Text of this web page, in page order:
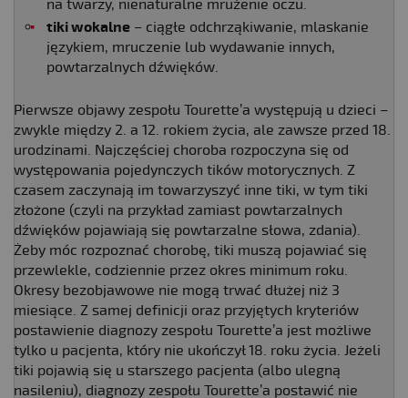
na twarzy, nienaturalne mrużenie oczu.
tiki wokalne – ciągłe odchrząkiwanie, mlaskanie
językiem, mruczenie lub wydawanie innych,
powtarzalnych dźwięków.
Pierwsze objawy zespołu Tourette’a występują u dzieci –
zwykle między 2. a 12. rokiem życia, ale zawsze przed 18.
urodzinami. Najczęściej choroba rozpoczyna się od
występowania pojedynczych tików motorycznych. Z
czasem zaczynają im towarzyszyć inne tiki, w tym tiki
złożone (czyli na przykład zamiast powtarzalnych
dźwięków pojawiają się powtarzalne słowa, zdania).
Żeby móc rozpoznać chorobę, tiki muszą pojawiać się
przewlekle, codziennie przez okres minimum roku.
Okresy bezobjawowe nie mogą trwać dłużej niż 3
miesiące. Z samej definicji oraz przyjętych kryteriów
postawienie diagnozy zespołu Tourette’a jest możliwe
tylko u pacjenta, który nie ukończył 18. roku życia. Jeżeli
tiki pojawią się u starszego pacjenta (albo ulegną
nasileniu), diagnozy zespołu Tourette’a postawić nie